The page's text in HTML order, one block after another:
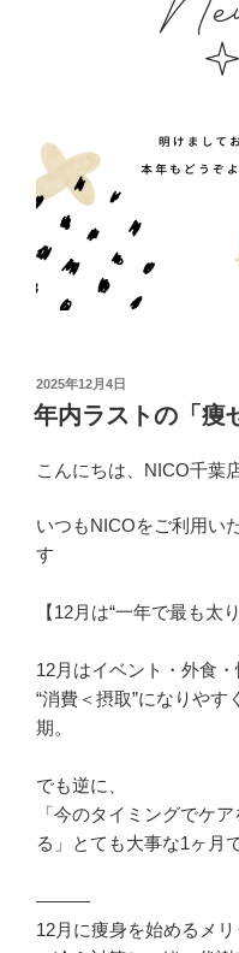
投
稿
日:
2025年12月4日
年内ラストの「痩
こんにちは、NICO千葉
いつもNICOをご利用い
す
【12月は“一年で最も太
12月はイベント・外食
“消費＜摂取”になりや
期。
でも逆に、
「今のタイミングでケ
る」とても大事な1ヶ月
———
12月に痩身を始めるメリ